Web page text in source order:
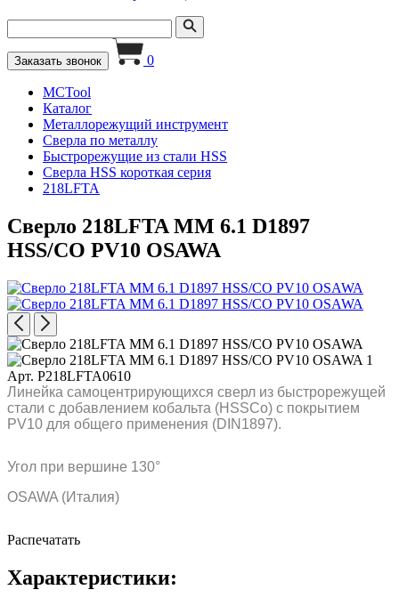
Заказать звонок 0
MCTool
Каталог
Металлорежущий инструмент
Сверла по металлу
Быстрорежущие из стали HSS
Сверла HSS короткая серия
218LFTA
Сверло 218LFTA MM 6.1 D1897
HSS/CO PV10 OSAWA
Арт. P218LFTA0610
Линейка самоцентрирующихся сверл из быстрорежущей
стали с добавлением кобальта (HSSCo) c покрытием
PV10 для общего применения (DIN1897).
Угол при вершине 130°
OSAWA (Италия)
Распечатать
Характеристики: